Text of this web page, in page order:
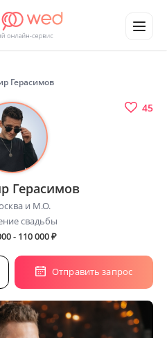
Герасимов
45
Герасимов
и М.О.
свадьбы
- 110 000₽
Отправить запрос